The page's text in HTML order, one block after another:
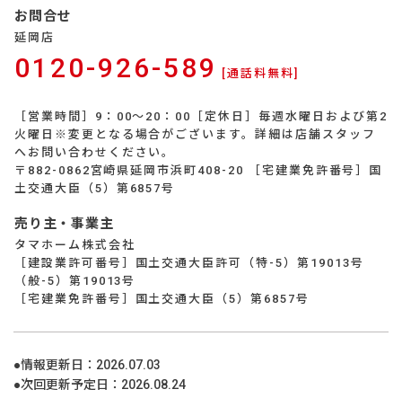
お問合せ
延岡店
0120-926-589 [通話料無料]
［営業時間］9：00～20：00［定休日］毎週水曜日および第2
火曜日※変更となる場合がございます。詳細は店舗スタッフ
へお問い合わせください。
〒882-0862宮崎県延岡市浜町408-20 ［宅建業免許番号］国
土交通大臣（5）第6857号
売り主・事業主
タマホーム株式会社
［建設業許可番号］国土交通大臣許可（特-5）第19013号
（般-5）第19013号
［宅建業免許番号］国土交通大臣（5）第6857号
●情報更新日： 2026.07.03
●次回更新予定日： 2026.08.24